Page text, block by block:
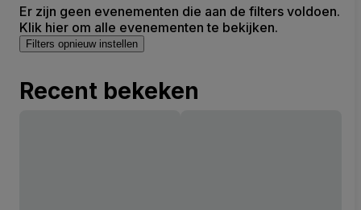
Er zijn geen evenementen die aan de filters voldoen.
Klik hier om alle evenementen te bekijken.
Filters opnieuw instellen
Recent bekeken